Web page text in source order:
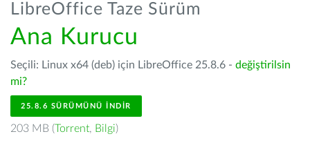
LibreOffice Taze Sürüm
Ana Kurucu
Seçili: Linux x64 (deb) için LibreOffice 25.8.6 - değiştirilsin
mi?
25.8.6 SÜRÜMÜNÜ İNDIR
203 MB (Torrent, Bilgi)